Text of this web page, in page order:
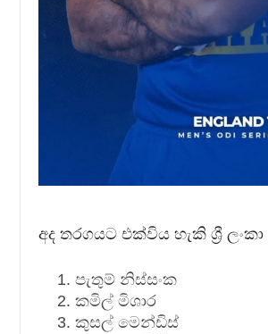
අද තරගයට එක්විය හැකි ශ්‍රී
පැතුම් නිස්සංක
කමිල් මිශාර
කුසල් මෙන්ඩිස්